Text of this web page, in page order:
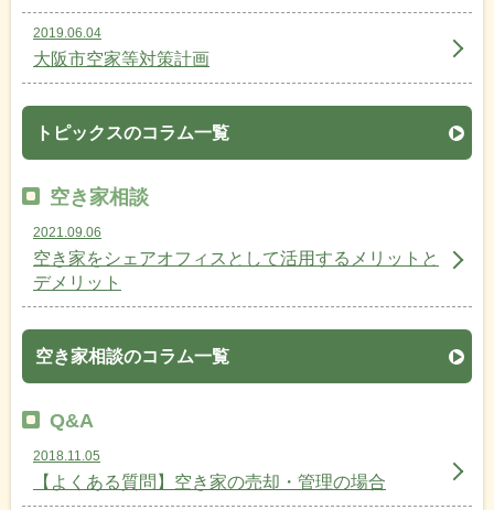
2019.06.04
大阪市空家等対策計画
トピックスのコラム一覧
空き家相談
2021.09.06
空き家をシェアオフィスとして活用するメリットと
デメリット
空き家相談のコラム一覧
Q&A
2018.11.05
【よくある質問】空き家の売却・管理の場合